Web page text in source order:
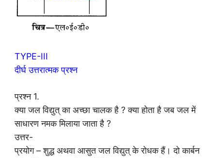
TYPE-III
दीर्घ उत्तरात्मक प्रश्न
प्रश्न 1.
क्या जल विद्युत् का अच्छा चालक है ? क्या होता है जब जल में
साधारण नमक मिलाया जाता है ?
उत्तर-
प्रयोग – शुद्ध अथवा आसुत जल विद्युत् के रोधक हैं। दो कार्बन